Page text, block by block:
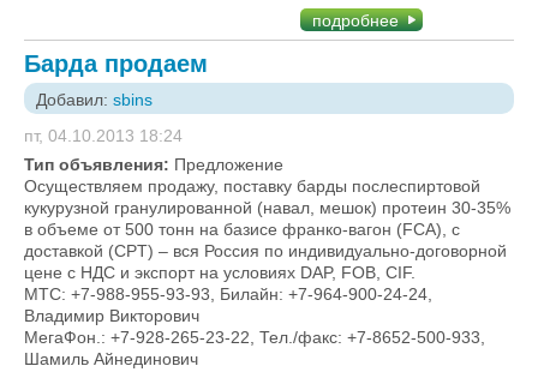
подробнее
Барда продаем
Добавил: sbins
пт, 04.10.2013 18:24
Тип объявления: Предложение
Осуществляем продажу, поставку барды послеспиртовой
кукурузной гранулированной (навал, мешок) протеин 30-35%
в объеме от 500 тонн на базисе франко-вагон (FCA), с
доставкой (CPT) – вся Россия по индивидуально-договорной
цене с НДС и экспорт на условиях DAP, FOB, СIF.
МТС: +7-988-955-93-93, Билайн: +7-964-900-24-24,
Владимир Викторович
МегаФон.: +7-928-265-23-22, Тел./факс: +7-8652-500-933,
Шамиль Айнединович